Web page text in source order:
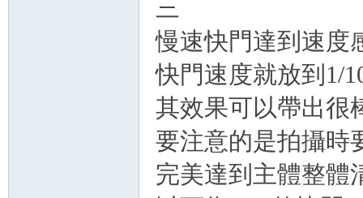
三
慢速快門達到速度
快門速度就放到1/
其效果可以帶出很
要注意的是拍攝時
完美達到主體整體